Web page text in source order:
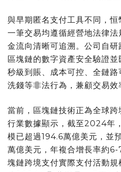
與早期匿名支付工具不同，
一筆交易均遵循經營地法律
金流向清晰可追溯。公司自
區塊鏈的數字資產安全驗證
秒級到賬、成本可控、全鏈
洗錢等非法行為，兼顧交易效
當前，區塊鏈技術正為全球跨
行業數據顯示，截至2024年
模已超過194.6萬億美元，
萬億美元，年複合增長率約
塊鏈跨境支付實際支付活動